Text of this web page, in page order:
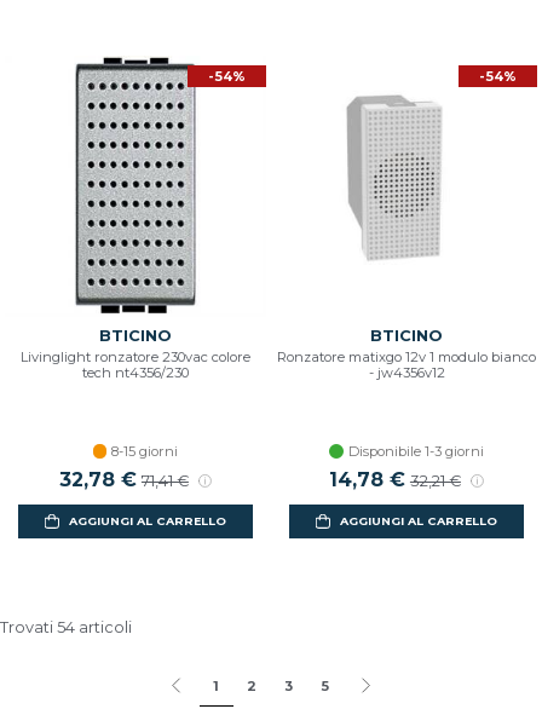
-54%
BTICINO
Livinglight ronzatore 230vac colore
tech nt4356/230
8-15 giorni
Prezzo scontato
32,78 € Prezzo di listino
71,41 €
AGGIUNGI AL CARRELLO
-54%
BTICINO
Ronzatore matixgo 12v 1 modulo bianco
- jw4356v12
Disponibile 1-3 giorni
Prezzo scontato
14,78 € Prezzo di
32,21 €
AGGIUNGI AL CARRELLO
Trovati 54 articoli
1 2 3 5